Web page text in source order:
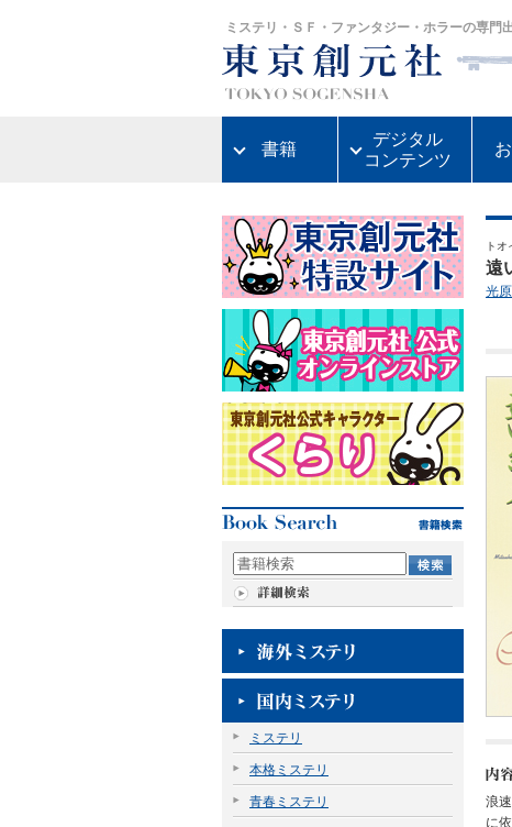
ミステリ・ＳＦ・ファンタジー・ホラーの専門
書籍
デジタル
コンテンツ
ミステリ
本格ミステリ
青春ミステリ
トオ
遠
光
浪
に